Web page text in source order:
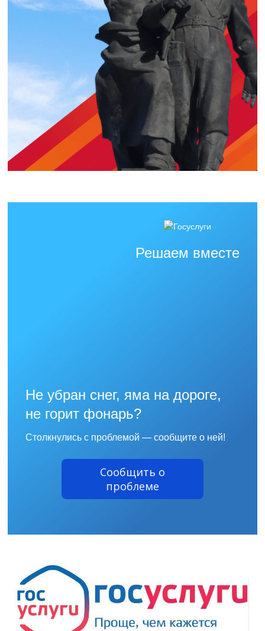
Решаем вместе
Не убран снег, яма на дороге,
не горит фонарь?
Столкнулись с проблемой — сообщите о ней!
Сообщить о
проблеме